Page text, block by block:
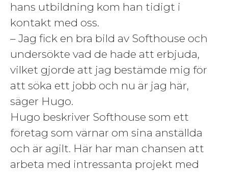
hans utbildning kom han tidigt i
kontakt med oss.
– Jag fick en bra bild av Softhouse och
undersökte vad de hade att erbjuda,
vilket gjorde att jag bestämde mig för
att söka ett jobb och nu är jag här,
säger Hugo.
Hugo beskriver Softhouse som ett
företag som värnar om sina anställda
och är agilt. Här har man chansen att
arbeta med intressanta projekt med